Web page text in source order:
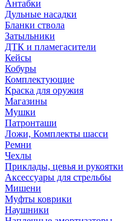
Антабки
Дульные насадки
Бланки ствола
Затыльники
ДТК и пламегасители
Кейсы
Кобуры
Комплектующие
Краска для оружия
Магазины
Мушки
Патронташи
Ложи, Комплекты шасси
Ремни
Чехлы
Приклады, цевья и рукоятки
Аксессуары для стрельбы
Мишени
Муфты коврики
Наушники